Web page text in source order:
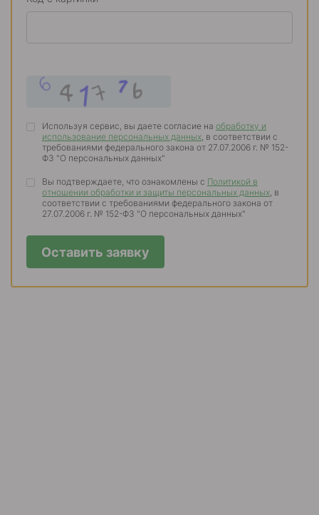
Используя сервис, вы даете согласие на обработку и
использование персональных данных, в соответствии с
требованиями федерального закона от 27.07.2006 г. № 152-
ФЗ "О персональных данных"
Вы подтверждаете, что ознакомлены с Политикой в
отношении обработки и защиты персональных данных, в
соответствии с требованиями федерального закона от
27.07.2006 г. № 152-ФЗ "О персональных данных"
Оставить заявку